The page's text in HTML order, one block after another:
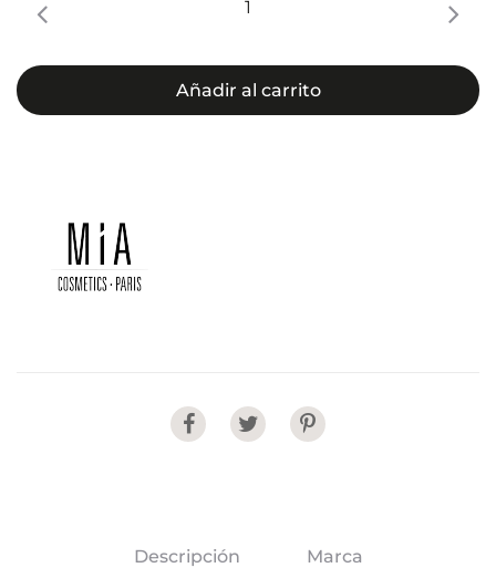
11ml
Magenta
Añadir al carrito
Share
Descripción Marca